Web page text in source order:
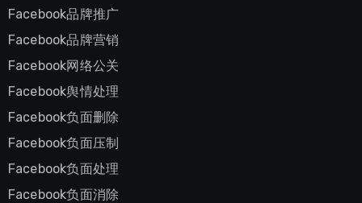
Facebook品牌推广
Facebook品牌营销
Facebook网络公关
Facebook舆情处理
Facebook负面删除
Facebook负面压制
Facebook负面处理
Facebook负面消除